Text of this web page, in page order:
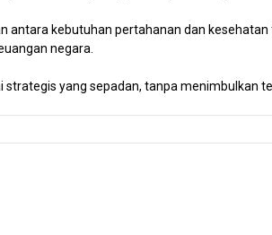
kebutuhan pertahanan dan
negara.
yang sepadan, tanpa menimbulkan